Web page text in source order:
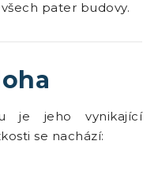
pater budovy.
je jeho vynikající
se nachází: